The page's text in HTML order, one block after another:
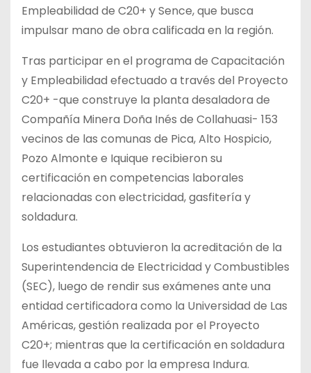
Empleabilidad de C20+ y Sence, que busca
impulsar mano de obra calificada en la región.
Tras participar en el programa de Capacitación
y Empleabilidad efectuado a través del Proyecto
C20+ -que construye la planta desaladora de
Compañía Minera Doña Inés de Collahuasi- 153
vecinos de las comunas de Pica, Alto Hospicio,
Pozo Almonte e Iquique recibieron su
certificación en competencias laborales
relacionadas con electricidad, gasfitería y
soldadura.
Los estudiantes obtuvieron la acreditación de la
Superintendencia de Electricidad y Combustibles
(SEC), luego de rendir sus exámenes ante una
entidad certificadora como la Universidad de Las
Américas, gestión realizada por el Proyecto
C20+; mientras que la certificación en soldadura
fue llevada a cabo por la empresa Indura.